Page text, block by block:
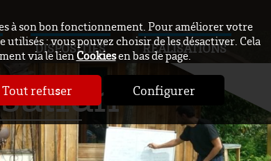
à son bon fonctionnement. Pour améliorer votre
utilisés : vous pouvez choisir de les désactiver. Cela
via le lienCookiesen bas de page.
Tout refuser Configurer
DISPOSITIFS RÉALISATIONS